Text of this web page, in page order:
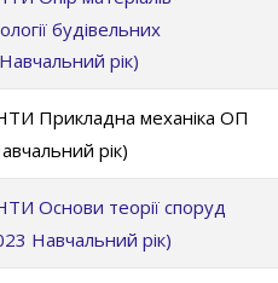
будівельних
рік)
Прикладна механіка ОП
рік)
теорії споруд
Навчальний рік)